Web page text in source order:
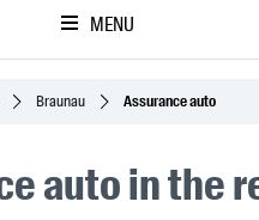
MENU
Braunau Assurance auto
auto in the